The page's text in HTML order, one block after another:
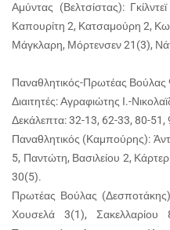
Αμύντας (Βελτσίστας):
Καπουρίτη 2, Κατσαμούρη 2,
Μάγκλαρη, Μόρτενσεν 21(3),
Παναθλητικός-Πρωτέας Βούλας
Διαιτητές: Αγραφιώτης Ι.-
Δεκάλεπτα: 32-13, 62-33, 80-51,
Παναθλητικός (Καμπούρης):
5, Παντώτη, Βασιλείου 2,
30(5).
Πρωτέας Βούλας
Χουσελά 3(1),